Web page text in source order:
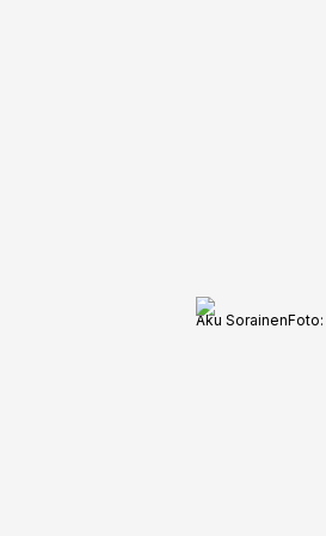
Aku SorainenFoto: